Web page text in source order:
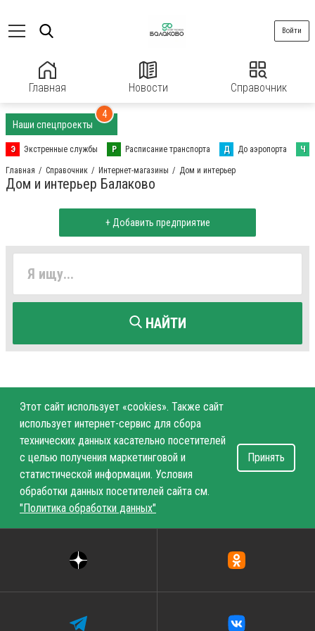
Главная Новости Справочник
Войти
Наши спецпроекты
4
Э Экстренные службы Р Расписание транспорта Д До аэропорта Ч
Главная Справочник Интернет-магазины Дом и интерьер
Дом и интерьер Балаково
+ Добавить предприятие
НАЙТИ
Этот сайт использует «cookies». Также сайт
использует интернет-сервис для сбора
технических данных касательно посетителей
с целью получения маркетинговой и
статистической информации. Условия
обработки данных посетителей сайта см.
"Политика обработки данных"
Принять